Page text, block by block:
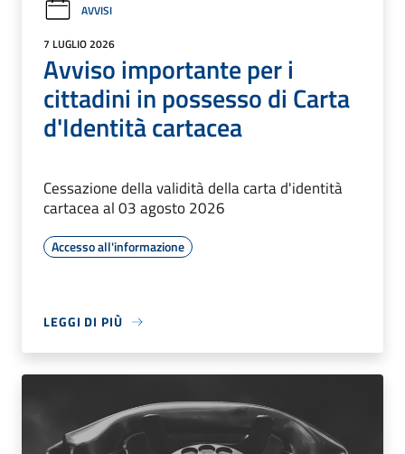
AVVISI
7 LUGLIO 2026
Avviso importante per i
cittadini in possesso di Carta
d'Identità cartacea
Cessazione della validità della carta d'identità
cartacea al 03 agosto 2026
Accesso all'informazione
LEGGI DI PIÙ